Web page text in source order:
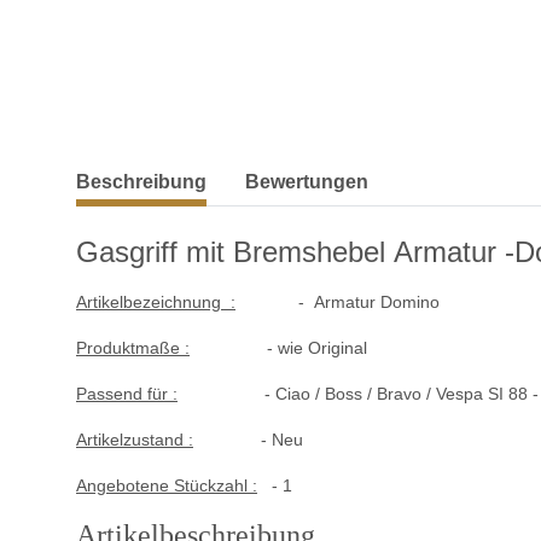
weitere Registerkarten anzeigen
Beschreibung Bewertungen
Gasgriff mit Bremshebel Armatur -
Artikelbezeichnung : - Armatur Domino
Produktmaße : - wie Original
Passend für : - Ciao / Boss / Bravo / Vespa SI 88
Artikelzustand : - Neu
Angebotene Stückzahl : - 1